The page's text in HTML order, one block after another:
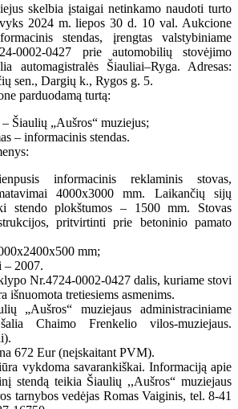
skelbia įstaigai netinkamo naudoti turto
2024 m. liepos 30 d. 10 val. Aukcione
stendas, įrengtas valstybiniame
0002-0427 prie automobilių stovėjimo
automagistralės Šiauliai–Ryga. Adresas:
sen., Dargių k., Rygos g. 5.
parduodamą turtą:
Šiaulių „Aušros“ muziejus;
– informacinis stendas.
informacinis reklaminis stovas,
4000x3000 mm. Laikančių sijų
stendo plokštumos – 1500 mm. Stovas
pritvirtinti prie betoninio pamato
mm;
– 2007.
Nr.4724-0002-0427 dalis, kuriame stovi
išnuomota tretiesiems asmenims.
„Aušros“ muziejaus administraciniame
Chaimo Frenkelio vilos-muziejaus.
672 Eur (neįskaitant PVM).
vykdoma savarankiškai. Informaciją apie
stendą teikia Šiaulių ,,Aušros“ muziejaus
tarnybos vedėjas Romas Vaiginis, tel. 8-41